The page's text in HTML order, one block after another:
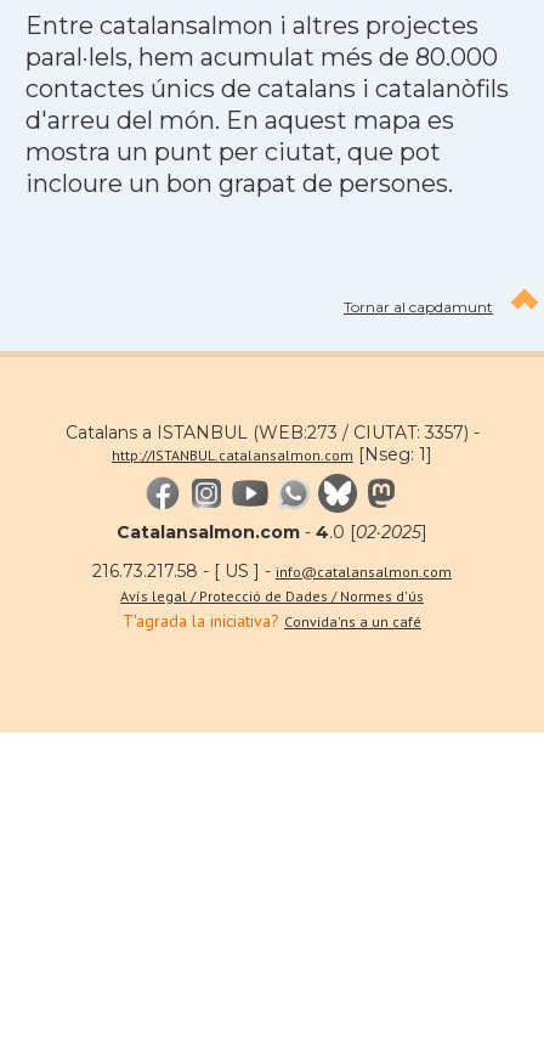
Entre catalansalmon i altres projectes
paral·lels, hem acumulat més de 80.000
contactes únics de catalans i catalanòfils
d'arreu del món. En aquest mapa es
mostra un punt per ciutat, que pot
incloure un bon grapat de persones.
Tornar al capdamunt
Catalans a ISTANBUL (WEB:273 / CIUTAT: 3357) -
http://ISTANBUL.catalansalmon.com [Nseg: 1]
Catalansalmon.com - 4.0 [02·2025]
216.73.217.58 - [ US ] - info@catalansalmon.com
Avís legal / Protecció de Dades / Normes d'ús
T'agrada la iniciativa? Convida'ns a un café